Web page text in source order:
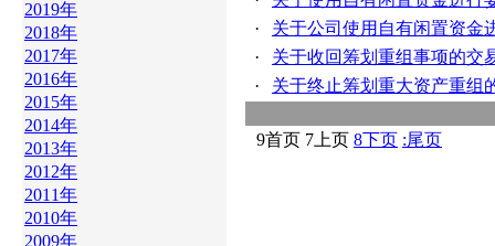
2019年
2018年
2017年
2016年
2015年
2014年
2013年
2012年
2011年
2010年
2009年
·
关于公司使用自有闲置资金
·
关于收回筹划重组事项的交
·
关于终止筹划重大资产重组
9首页 7 上页 8下页 :尾页